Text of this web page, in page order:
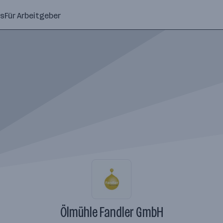
Für Arbeitgeber
Ölmühle Fandler GmbH